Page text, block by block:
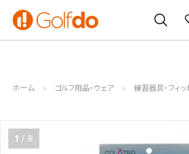
ゴルフ
クラブ
ゴルフ用品
無
ホーム ゴルフ用品・ウェア 練習器具・フィッ
1 8